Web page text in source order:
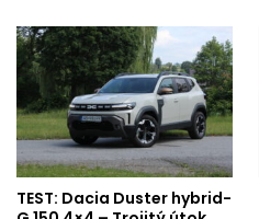
TEST: Dacia Duster hybrid-